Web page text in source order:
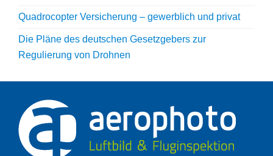
Quadrocopter Versicherung – gewerblich und privat
Die Pläne des deutschen Gesetzgebers zur
Regulierung von Drohnen